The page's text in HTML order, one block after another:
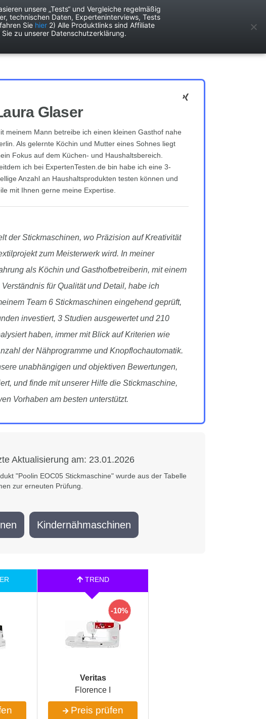
Heimwerken Services
Glaser
meinem Mann betreibe ich einen kleinen Gasthof nahe
Als gelernte Köchin und Mutter eines Sohnes liegt
Fokus auf dem Küchen- und Haushaltsbereich.
ich bei ExpertenTesten.de bin habe ich eine 3-
Anzahl an Haushaltsprodukten testen können und
mit Ihnen gerne meine Expertise.
der Stickmaschinen, wo Präzision auf Kreativität
zum Meisterwerk wird. In meiner
als Köchin und Gasthofbetreiberin, mit einem
für Qualität und Detail, habe ich
Team 6 Stickmaschinen eingehend geprüft,
investiert, 3 Studien ausgewertet und 210
haben, immer mit Blick auf Kriterien wie
der Nähprogramme und Knopflochautomatik.
unabhängigen und objektiven Bewertungen,
und finde mit unserer Hilfe die Stickmaschine,
Vorhaben am besten unterstützt.
Aktualisierung am: 23.01.2026
"Poolin EOC05 Stickmaschine" wurde aus der Tabelle
zur erneuten Prüfung.
Kindernähmaschinen
-10%
Veritas
Florence I
Preis prüfen
unsere „Tests“ und Vergleiche regelmäßig
technischen Daten, Experteninterviews, Tests
Sie hier 2) Alle Produktlinks sind Affiliate
zu unserer Datenschutzerklärung.